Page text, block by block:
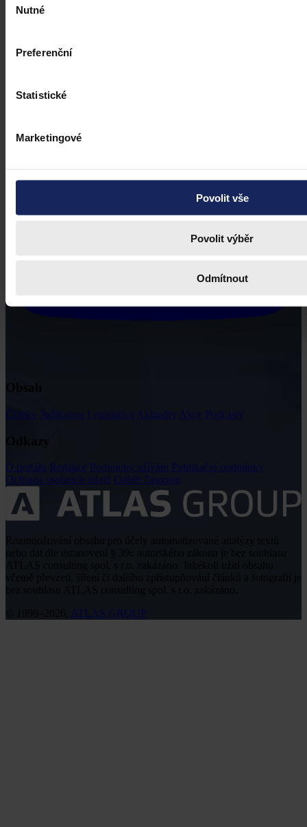
souhlasu
Nutné
Preferenční
Statistické
Marketingové
Povolit vše
Povolit výběr
Odmítnout
Články Judikatura Legislativa Aktuality Akce Podcasty
O portálu Redakce Podmínky užívání Publikační podmínky
Ochrana osobních údajů Odběr časopisu
včetně převzetí, šíření či dalšího zpřístupňování článků a fotografií je
ATLAS GROUP